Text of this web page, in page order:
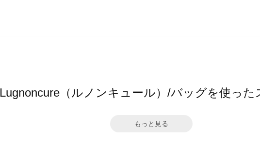
Lugnoncure（ルノンキュール）/バッグを使った
もっと見る